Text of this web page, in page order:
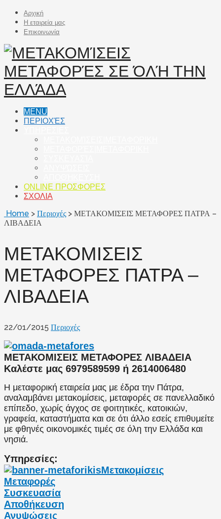
Αρχική
Η εταιρεία μας
Επικοινωνία
MENU
ΠΕΡΙΟΧΈΣ
ONLINE ΠΡΟΣΦΟΡΕΣ
ΣΧΟΛΙΑ
Home > Περιοχές > ΜΕΤΑΚΟΜΙΣΕΙΣ ΜΕΤΑΦΟΡΕΣ ΠΑΤΡΑ –
ΛΙΒΑΔΕΙΑ
ΜΕΤΑΚΟΜΙΣΕΙΣ
ΜΕΤΑΦΟΡΕΣ ΠΑΤΡΑ –
ΛΙΒΑΔΕΙΑ
22/01/2015 Περιοχές
ΜΕΤΑΚΟΜΙΣΕΙΣ ΜΕΤΑΦΟΡΕΣ ΛΙΒΑΔΕΙΑ
Καλέστε μας 6979589599 ή 2614006480
Η μεταφορική εταιρεία μας με έδρα την Πάτρα,
αναλαμβάνει μετακομίσεις, μεταφορές σε πανελλαδικό
επίπεδο, χωρίς άγχος σε φοιτητικές, κατοικιών,
γραφεία, καταστήματα και σε ότι άλλο εσείς επιθυμείτε
με φθηνές οικονομικές τιμές σε όλη την Ελλάδα και
νησιά.
Υπηρεσίες:
Μετακομίσεις
Μεταφορές
Συσκευασία
Αποθήκευση
Ανυψώσεις